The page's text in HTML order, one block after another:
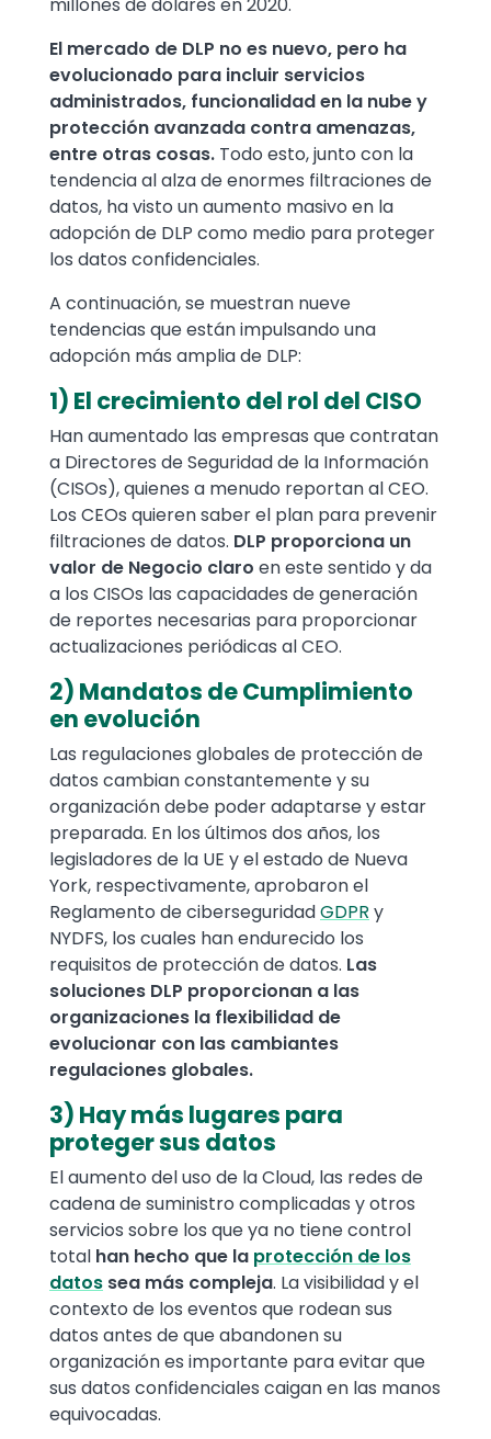
El mercado de DLP no es nuevo, pero ha
evolucionado para incluir servicios
administrados, funcionalidad en la nube y
protección avanzada contra amenazas,
entre otras cosas. Todo esto, junto con la
tendencia al alza de enormes filtraciones de
datos, ha visto un aumento masivo en la
adopción de DLP como medio para proteger
los datos confidenciales.
A continuación, se muestran nueve
tendencias que están impulsando una
adopción más amplia de DLP:
1) El crecimiento del rol del CISO
Han aumentado las empresas que contratan
a Directores de Seguridad de la Información
(CISOs), quienes a menudo reportan al CEO.
Los CEOs quieren saber el plan para prevenir
filtraciones de datos. DLP proporciona un
valor de Negocio claro en este sentido y da
a los CISOs las capacidades de generación
de reportes necesarias para proporcionar
actualizaciones periódicas al CEO.
2) Mandatos de Cumplimiento
en evolución
Las regulaciones globales de protección de
datos cambian constantemente y su
organización debe poder adaptarse y estar
preparada. En los últimos dos años, los
legisladores de la UE y el estado de Nueva
York, respectivamente, aprobaron el
Reglamento de ciberseguridadGDPR y
NYDFS, los cuales han endurecido los
requisitos de protección de datos. Las
soluciones DLP proporcionan a las
organizaciones la flexibilidad de
evolucionar con las cambiantes
regulaciones globales.
3) Hay más lugares para
proteger sus datos
El aumento del uso de la Cloud, las redes de
cadena de suministro complicadas y otros
servicios sobre los que ya no tiene control
total han hecho que la protección de los
datos sea más compleja. La visibilidad y el
contexto de los eventos que rodean sus
datos antes de que abandonen su
organización es importante para evitar que
sus datos confidenciales caigan en las manos
equivocadas.